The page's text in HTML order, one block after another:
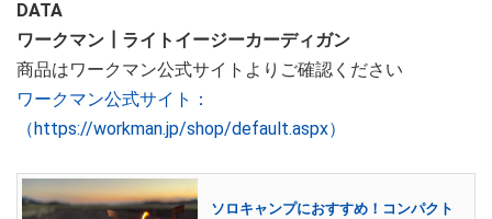
DATA
ワークマン┃ライトイージーカーディガン
商品はワークマン公式サイトよりご確認ください
ワークマン公式サイト：
（https://workman.jp/shop/default.aspx）
ソロキャンプにおすすめ！コンパクト